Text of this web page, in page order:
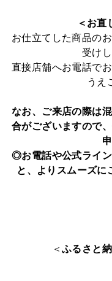
＜お直
お仕立てした商品の
受け
直接店舗へお電話で
うえ
なお、ご来店の際は
合がございますので、
◎お電話や公式ライ
と、よりスムーズに
＜ ふるさと